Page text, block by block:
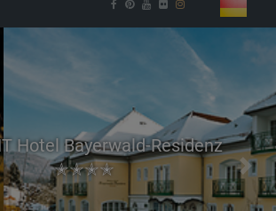
Hotel Bayerwald-Residenz
✭✭✭✭
Next